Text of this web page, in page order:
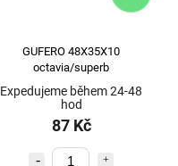
GUFERO 48X35X10
octavia/superb
Expedujeme během 24-48
hod
87 Kč